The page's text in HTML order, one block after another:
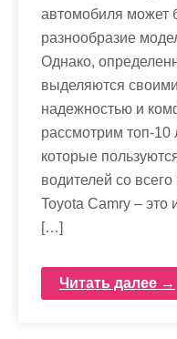
автомобиля может
разнообразие
Однако,
выделяются
надежностью и
рассмотрим топ-
которые
водителей со
Toyota Camry – это
[…]
Читать далее →